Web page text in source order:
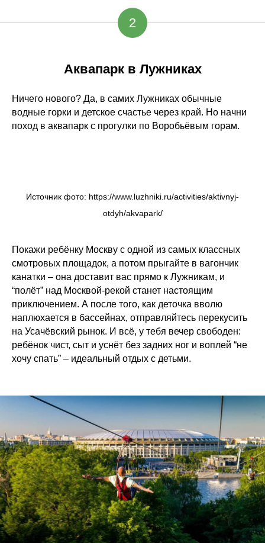
2
Аквапарк в Лужниках
Ничего нового? Да, в самих Лужниках обычные
водные горки и детское счастье через край. Но начни
поход в аквапарк с прогулки по Воробьёвым горам.
Источник фото: https://www.luzhniki.ru/activities/aktivnyj-
otdyh/akvapark/
Покажи ребёнку Москву с одной из самых классных
смотровых площадок, а потом прыгайте в вагончик
канатки – она доставит вас прямо к Лужникам, и
“полёт” над Москвой-рекой станет настоящим
приключением. А после того, как деточка вволю
наплюхается в бассейнах, отправляйтесь перекусить
на Усачёвский рынок. И всё, у тебя вечер свободен:
ребёнок чист, сыт и уснёт без задних ног и воплей “не
хочу спать” – идеальный отдых с детьми.